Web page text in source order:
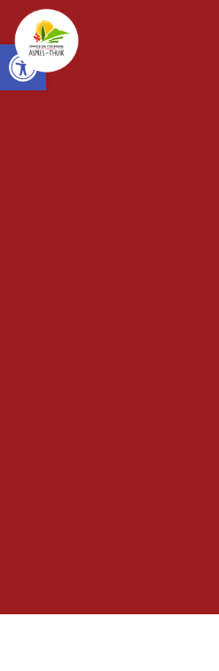
Open toolbar